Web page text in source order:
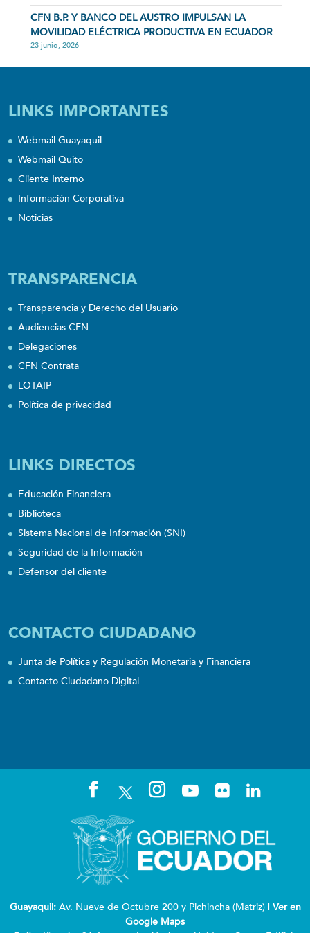
CFN B.P. Y BANCO DEL AUSTRO IMPULSAN LA
MOVILIDAD ELÉCTRICA PRODUCTIVA EN ECUADOR
23 junio, 2026
LINKS IMPORTANTES
Webmail Guayaquil
Webmail Quito
Cliente Interno
Información Corporativa
Noticias
TRANSPARENCIA
Transparencia y Derecho del Usuario
Audiencias CFN
Delegaciones
CFN Contrata
LOTAIP
Política de privacidad
LINKS DIRECTOS
Educación Financiera
Biblioteca
Sistema Nacional de Información (SNI)
Seguridad de la Información
Defensor del cliente
CONTACTO CIUDADANO
Junta de Política y Regulación Monetaria y Financiera
Contacto Ciudadano Digital
Guayaquil:Av. Nueve de Octubre 200 y Pichincha (Matriz) | Ver en
Google Maps